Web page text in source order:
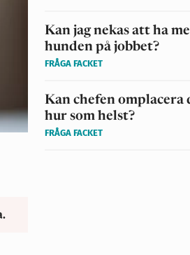
Kan jag nekas att ha
hunden på jobbet?
FRÅGA FACKET
Kan chefen omplacera
hur som helst?
FRÅGA FACKET